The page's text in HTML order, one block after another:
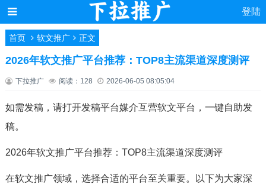
登陆
首页 软文推广 正文
2026年软文推广平台推荐：TOP8主流渠道深度测评
下拉推广 阅读：128 2026-06-05 08:05:04
如需发稿，请打开发稿平台媒介互营软文平台，一键自助发
稿。
2026年软文推广平台推荐：TOP8主流渠道深度测评
在软文推广领域，选择合适的平台至关重要。以下为大家深